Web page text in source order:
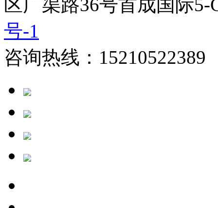
区广渠路36号首成国际
号-1
咨询热线：